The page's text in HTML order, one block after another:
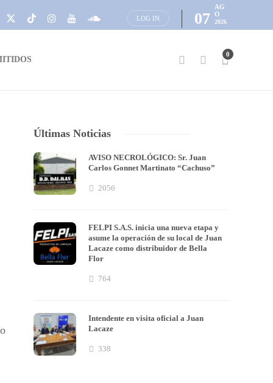
LOG IN 07
AG
O
2026
0
Últimas Noticias
AVISO NECROLÓGICO: Sr. Juan
Carlos Gonnet Martinato “Cachuso”
2056
FELPI S.A.S. inicia una nueva etapa y
asume la operación de su local de Juan
Lacaze como distribuidor de Bella
Flor
764
Intendente en visita oficial a Juan
Lacaze
338